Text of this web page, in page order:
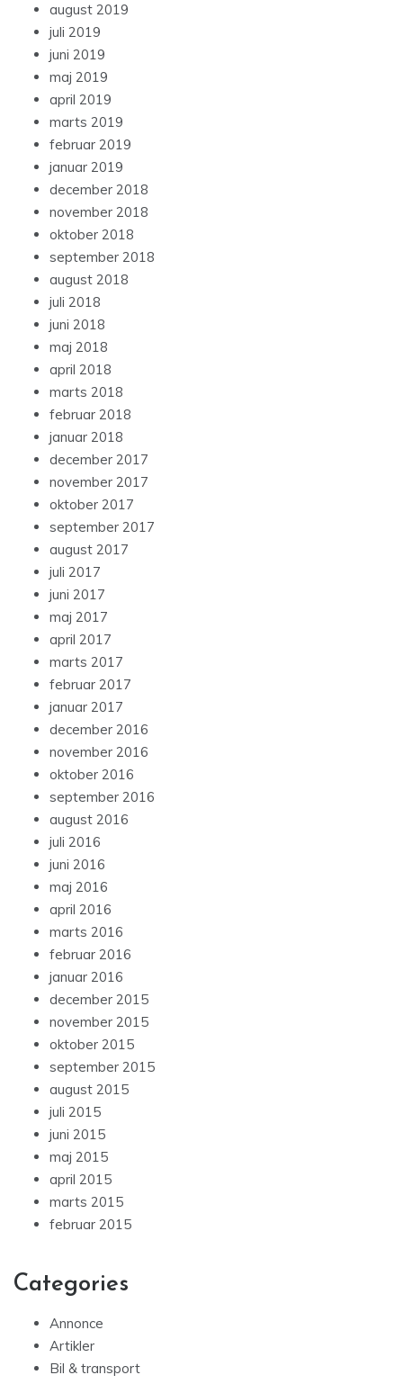
august 2019
juli 2019
juni 2019
maj 2019
april 2019
marts 2019
februar 2019
januar 2019
december 2018
november 2018
oktober 2018
september 2018
august 2018
juli 2018
juni 2018
maj 2018
april 2018
marts 2018
februar 2018
januar 2018
december 2017
november 2017
oktober 2017
september 2017
august 2017
juli 2017
juni 2017
maj 2017
april 2017
marts 2017
februar 2017
januar 2017
december 2016
november 2016
oktober 2016
september 2016
august 2016
juli 2016
juni 2016
maj 2016
april 2016
marts 2016
februar 2016
januar 2016
december 2015
november 2015
oktober 2015
september 2015
august 2015
juli 2015
juni 2015
maj 2015
april 2015
marts 2015
februar 2015
Categories
Annonce
Artikler
Bil & transport